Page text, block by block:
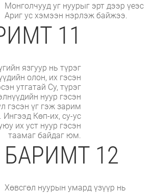
Монголчууд уг нуурыг эрт дээр үеэс
Ариг ус хэмээн нэрлэж байжээ.
11
язгуур нь түрэг
олон, их гэсэн
утгатай Су, түрэг
нуур гэсэн
гэсэн үг гэж зарим
Ингээд Көп-их, су-ус
их уст нуур гэсэн
таамаг байдаг юм.
БАРИМТ 12
Хөвсгөл нуурын умард үзүүр нь